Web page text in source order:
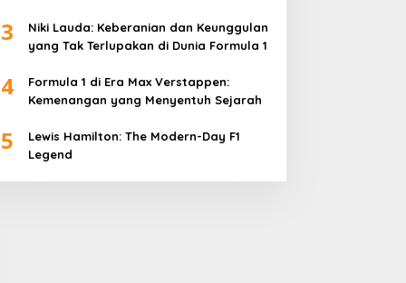
3
Niki Lauda: Keberanian dan Keunggulan
yang Tak Terlupakan di Dunia Formula 1
4
Formula 1 di Era Max Verstappen:
Kemenangan yang Menyentuh Sejarah
5
Lewis Hamilton: The Modern-Day F1
Legend